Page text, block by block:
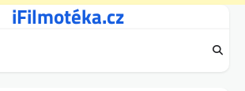
iFilmotéka.cz